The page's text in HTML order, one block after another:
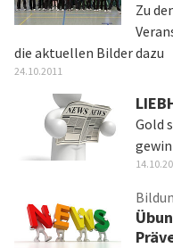
Zu
die aktuellen Bilder dazu
24.10.2011
Gold